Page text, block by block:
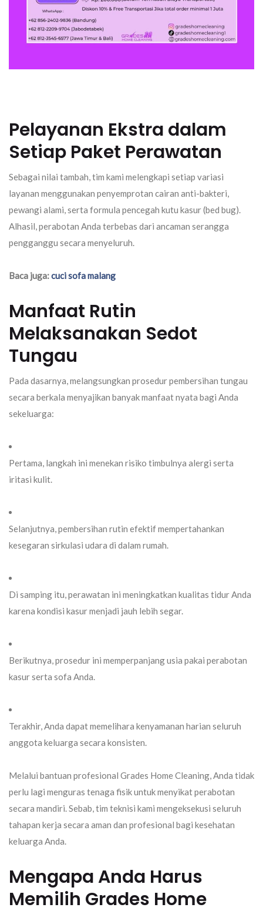
Pelayanan Ekstra dalam
Setiap Paket Perawatan
Sebagai nilai tambah, tim kami melengkapi setiap variasi
layanan menggunakan penyemprotan cairan anti-bakteri,
pewangi alami, serta formula pencegah kutu kasur (bed bug).
Alhasil, perabotan Anda terbebas dari ancaman serangga
pengganggu secara menyeluruh.
Baca juga:cuci sofa malang
Manfaat Rutin
Melaksanakan Sedot
Tungau
Pada dasarnya, melangsungkan prosedur pembersihan tungau
secara berkala menyajikan banyak manfaat nyata bagi Anda
sekeluarga:
Pertama, langkah ini menekan risiko timbulnya alergi serta
iritasi kulit.
Selanjutnya,pembersihan rutin efektif mempertahankan
kesegaran sirkulasi udara di dalam rumah.
Di samping itu,perawatan ini meningkatkan kualitas tidur Anda
karena kondisi kasur menjadi jauh lebih segar.
Berikutnya,prosedur ini memperpanjang usia pakai perabotan
kasur serta sofa Anda.
Terakhir,Anda dapat memelihara kenyamanan harian seluruh
anggota keluarga secara konsisten.
Melalui bantuan profesional Grades Home Cleaning, Anda tidak
perlu lagi menguras tenaga fisik untuk menyikat perabotan
secara mandiri. Sebab, tim teknisi kami mengeksekusi seluruh
tahapan kerja secara aman dan profesional bagi kesehatan
keluarga Anda.
Mengapa Anda Harus
Memilih Grades Home